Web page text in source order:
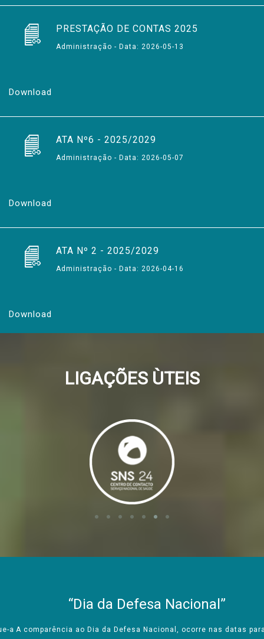
PRESTAÇÃO DE CONTAS 2025
Administração - Data: 2026-05-13
Download
ATA Nº6 - 2025/2029
Administração - Data: 2026-05-07
Download
ATA Nº 2 - 2025/2029
Administração - Data: 2026-04-16
Download
LIGAÇÕES ÙTEIS
“Dia da Defesa Nacional”
A comparência ao Dia da Defesa Nacional, ocorre nas datas para as